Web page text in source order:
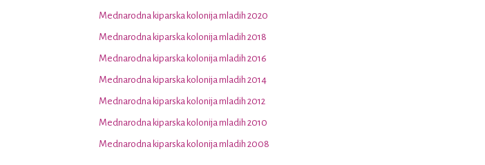
Mednarodna kiparska kolonija mladih 2020
Mednarodna kiparska kolonija mladih 2018
Mednarodna kiparska kolonija mladih 2016
Mednarodna kiparska kolonija mladih 2014
Mednarodna kiparska kolonija mladih 2012
Mednarodna kiparska kolonija mladih 2010
Mednarodna kiparska kolonija mladih 2008